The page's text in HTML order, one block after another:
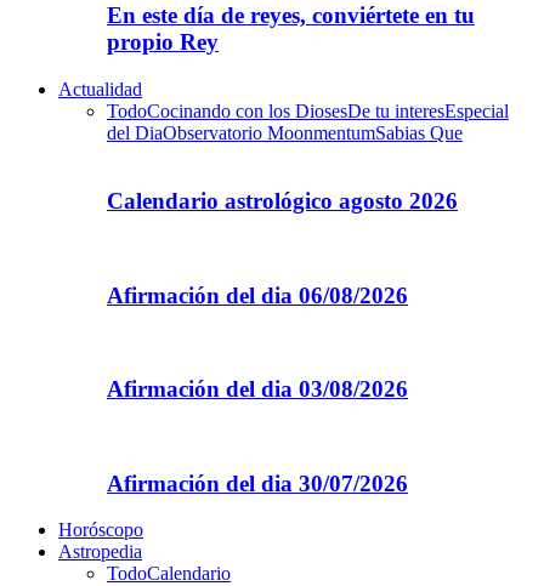
En este día de reyes, conviértete en tu
propio Rey
Actualidad
TodoCocinando con los DiosesDe tu interesEspecial
del DiaObservatorio MoonmentumSabias Que
Calendario astrológico agosto 2026
Afirmación del dia 06/08/2026
Afirmación del dia 03/08/2026
Afirmación del dia 30/07/2026
Horóscopo
Astropedia
TodoCalendario